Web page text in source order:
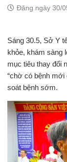
Đăng ngày 30/
Sáng 30.5, Sở Y
khỏe, khám sàng
mục tiêu thay đổi
“chờ có bệnh mới
soát bệnh sớm.